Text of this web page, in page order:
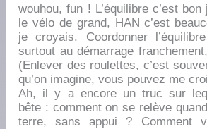
wouhou, fun ! L’équilibre c’est
le vélo de grand, HAN c’est
je croyais. Coordonner
surtout au démarrage
(Enlever des roulettes, c’est
qu’on imagine, vous pouvez me
Ah, il y a encore un truc sur
bête : comment on se relève
terre, sans appui ? Comment